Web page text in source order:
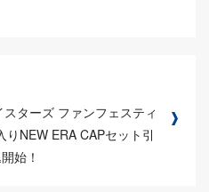
スターズ ファンフェスティ
NEW ERA CAPセット引
始！